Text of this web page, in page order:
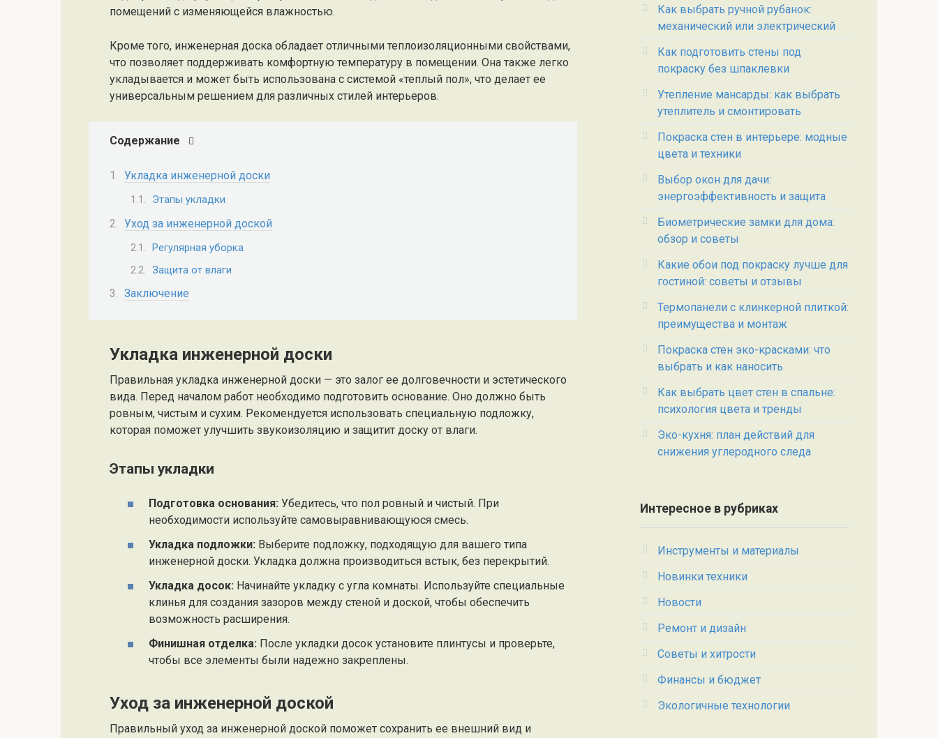
помещений с изменяющейся влажностью.
Кроме того, инженерная доска обладает отличными теплоизоляционными свойствами,
что позволяет поддерживать комфортную температуру в помещении. Она также легко
укладывается и может быть использована с системой «теплый пол», что делает ее
универсальным решением для различных стилей интерьеров.
Содержание
Укладка инженерной доски
Этапы укладки
Уход за инженерной доской
Регулярная уборка
Защита от влаги
Заключение
Укладка инженерной доски
Правильная укладка инженерной доски — это залог ее долговечности и эстетического
вида. Перед началом работ необходимо подготовить основание. Оно должно быть
ровным, чистым и сухим. Рекомендуется использовать специальную подложку,
которая поможет улучшить звукоизоляцию и защитит доску от влаги.
Этапы укладки
Подготовка основания: Убедитесь, что пол ровный и чистый. При
необходимости используйте самовыравнивающуюся смесь.
Укладка подложки: Выберите подложку, подходящую для вашего типа
инженерной доски. Укладка должна производиться встык, без перекрытий.
Укладка досок: Начинайте укладку с угла комнаты. Используйте специальные
клинья для создания зазоров между стеной и доской, чтобы обеспечить
возможность расширения.
Финишная отделка: После укладки досок установите плинтусы и проверьте,
чтобы все элементы были надежно закреплены.
Уход за инженерной доской
Правильный уход за инженерной доской поможет сохранить ее внешний вид и
Как выбрать ручной рубанок:
механический или электрический
Как подготовить стены под
покраску без шпаклевки
Утепление мансарды: как выбрать
утеплитель и смонтировать
Покраска стен в интерьере: модные
цвета и техники
Выбор окон для дачи:
энергоэффективность и защита
Биометрические замки для дома:
обзор и советы
Какие обои под покраску лучше для
гостиной: советы и отзывы
Термопанели с клинкерной плиткой:
преимущества и монтаж
Покраска стен эко-красками: что
выбрать и как наносить
Как выбрать цвет стен в спальне:
психология цвета и тренды
Эко-кухня: план действий для
снижения углеродного следа
Интересное в рубриках
Инструменты и материалы
Новинки техники
Новости
Ремонт и дизайн
Советы и хитрости
Финансы и бюджет
Экологичные технологии